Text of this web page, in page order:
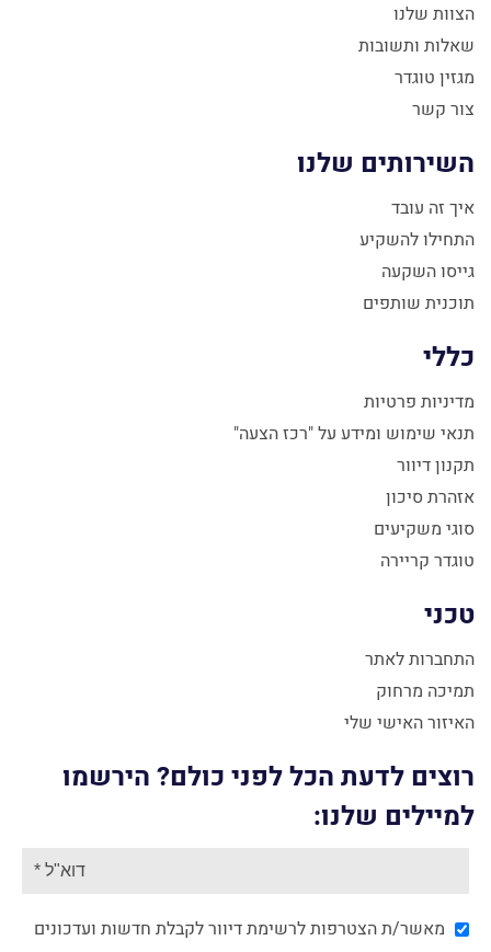
הצוות שלנו
שאלות ותשובות
מגזין טוגדר
צור קשר
השירותים שלנו
איך זה עובד
התחילו להשקיע
גייסו השקעה
תוכנית שותפים
כללי
מדיניות פרטיות
תנאי שימוש ומידע על "רכז הצעה"
תקנון דיוור
אזהרת סיכון
סוגי משקיעים
טוגדר קריירה
טכני
התחברות לאתר
תמיכה מרחוק
האיזור האישי שלי
רוצים לדעת הכל לפני כולם? הירשמו
למיילים שלנו:
מאשר/ת הצטרפות לרשימת דיוור לקבלת חדשות ועדכונים